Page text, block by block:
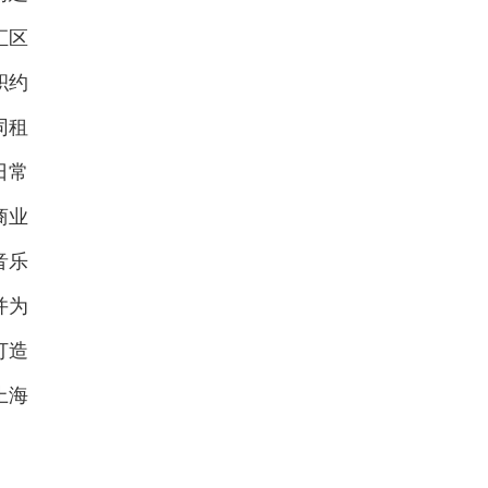
区
约
租
常
业
乐
为
造
海